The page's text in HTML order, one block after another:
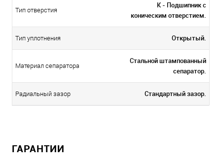
Тип отверстия
K - Подшипник с
коническим отверстием.
Тип уплотнения Открытый.
Материал сепаратора
Стальной штампованный
сепаратор.
Радиальный зазор Стандартный зазор.
ГАРАНТИИ